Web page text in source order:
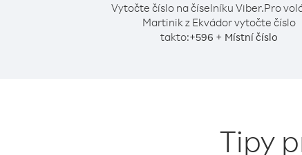
Vytočte číslo na číselníku Viber.Pro
Martinik z Ekvádor vytočte číslo
takto:+596 + Místní číslo
Tipy